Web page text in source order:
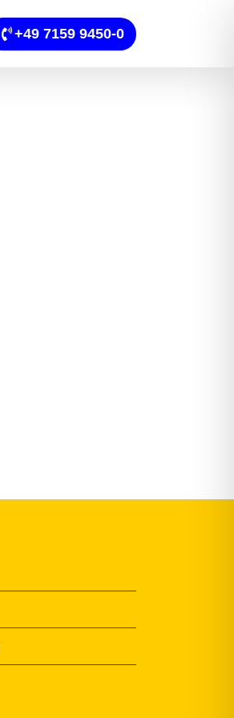
+49 7159 9450-0